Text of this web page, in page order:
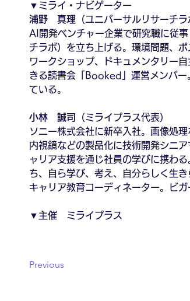
▼ミライ・ナビゲーター
浦野　真理 （ユニバーサルリサーチラ
AI開発ベンチャー企業で研究職に従
チラボ）を立ち上げる。環境問題、
ワークショップ、ドキュメンタリー
きる読書会「Booked」運営メンバー
ている。
小林　誠司
（ミライプラス代表）
ソニー株式会社に新卒入社。画像処
内視鏡などの製品化に技術開発シニ
ャリア支援を通じ社員の学びに携わ
ち、自ら学び、考え、自分らしく生
キャリア教育コーディネーター。ビ
▼主催　ミライプラス
Previous